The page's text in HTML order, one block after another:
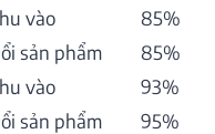
vào
85%
sản phẩm
85%
vào
93%
sản phẩm
95%